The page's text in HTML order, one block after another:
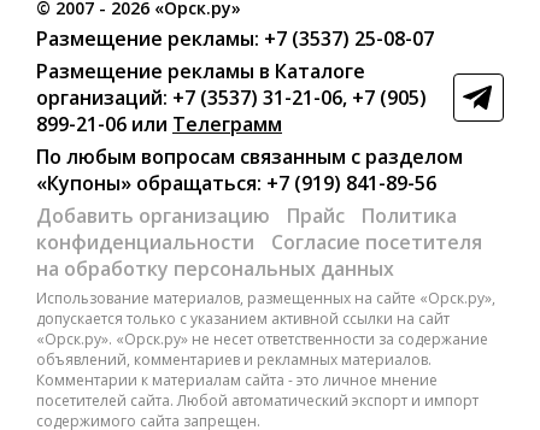
© 2007 - 2026 «Орск.ру»
Размещение рекламы: +7 (3537) 25-08-07
Размещение рекламы в Каталоге
организаций: +7 (3537) 31-21-06, +7 (905)
899-21-06 или Телеграмм
По любым вопросам связанным с разделом
«Купоны» обращаться: +7 (919) 841-89-56
Добавить организацию
Прайс
Политика
конфиденциальности
Согласие посетителя
на обработку персональных данных
Использование материалов, размещенных на сайте «Орск.ру»,
допускается только с указанием активной ссылки на сайт
«Орск.ру». «Орск.ру» не несет ответственности за содержание
объявлений, комментариев и рекламных материалов.
Комментарии к материалам сайта - это личное мнение
посетителей сайта. Любой автоматический экспорт и импорт
содержимого сайта запрещен.